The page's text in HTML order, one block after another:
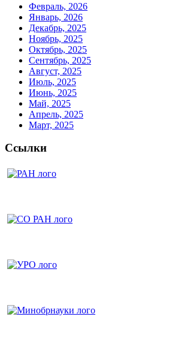
Февраль, 2026
Январь, 2026
Декабрь, 2025
Ноябрь, 2025
Октябрь, 2025
Сентябрь, 2025
Август, 2025
Июль, 2025
Июнь, 2025
Май, 2025
Апрель, 2025
Март, 2025
Ссылки